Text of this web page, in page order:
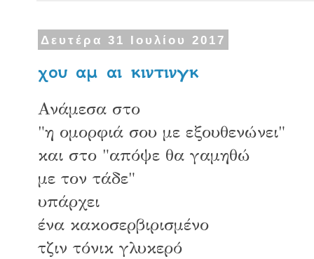
Δευτέρα 31 Ιουλίου 2017
χου αμ αι κιντινγκ
Ανάμεσα στο
"η ομορφιά σου με εξουθενώνει"
και στο "απόψε θα γαμηθώ
με τον τάδε"
υπάρχει
ένα κακοσερβιρισμένο
τζιν τόνικ γλυκερό